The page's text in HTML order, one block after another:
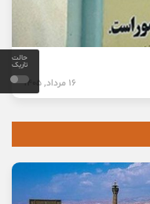
حالت
تاریک
16 مرداد, 1405